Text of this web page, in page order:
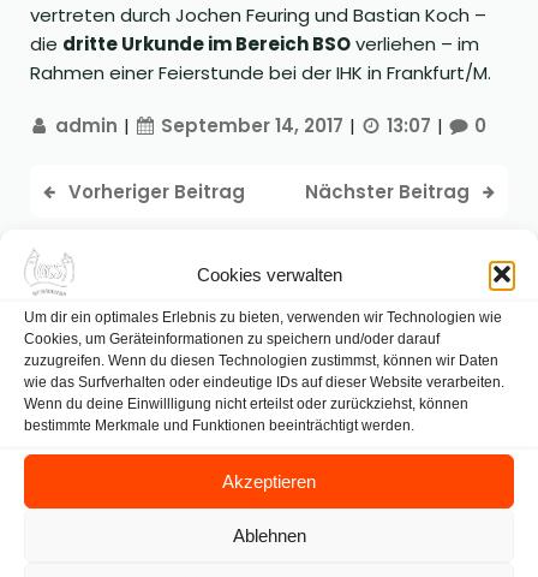
Cookies verwalten
Um dir ein optimales Erlebnis zu bieten, verwenden wir Technologien wie
Cookies, um Geräteinformationen zu speichern und/oder darauf
zuzugreifen. Wenn du diesen Technologien zustimmst, können wir Daten
wie das Surfverhalten oder eindeutige IDs auf dieser Website verarbeiten.
Wenn du deine Einwillligung nicht erteilst oder zurückziehst, können
bestimmte Merkmale und Funktionen beeinträchtigt werden.
Akzeptieren
Ablehnen
vertreten durch Jochen Feuring und Bastian Koch –
die dritte Urkunde im Bereich BSOverliehen – im
Rahmen einer Feierstunde bei der IHK in Frankfurt/M.
admin | September 14, 2017 | 13:07 | 0
Vorheriger Beitrag Nächster Beitrag